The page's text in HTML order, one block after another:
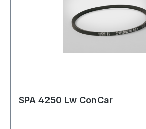
SPA 4250 Lw ConCar